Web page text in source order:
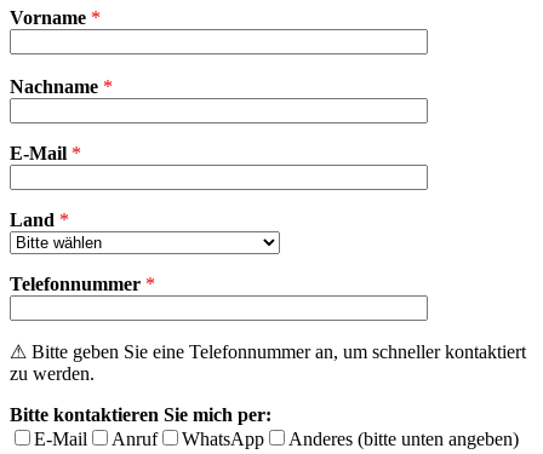
Vorname *
lasse
leer.
Nachname *
E-Mail *
Land *
Telefonnummer *
⚠ Bitte geben Sie eine Telefonnummer an, um schneller kontaktiert
zu werden.
Bitte kontaktieren Sie mich per:
E-Mail
Anruf WhatsApp
Anderes (bitte unten angeben)